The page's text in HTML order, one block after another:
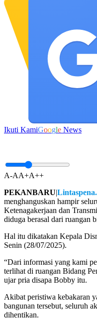
Ikuti KamiGoogle News
A-AA+A++
PEKANBARU|
menghanguskan hampir
Ketenagakerjaan dan
diduga berasal dari ruangan
Hal itu dikatakan Kepala
Senin (28/07/2025).
“Dari informasi yang kami
terlihat di ruangan Bidang
ujar pria disapa Bobby itu.
Akibat peristiwa kebakaran
bangunan tersebut, seluruh
dihentikan.